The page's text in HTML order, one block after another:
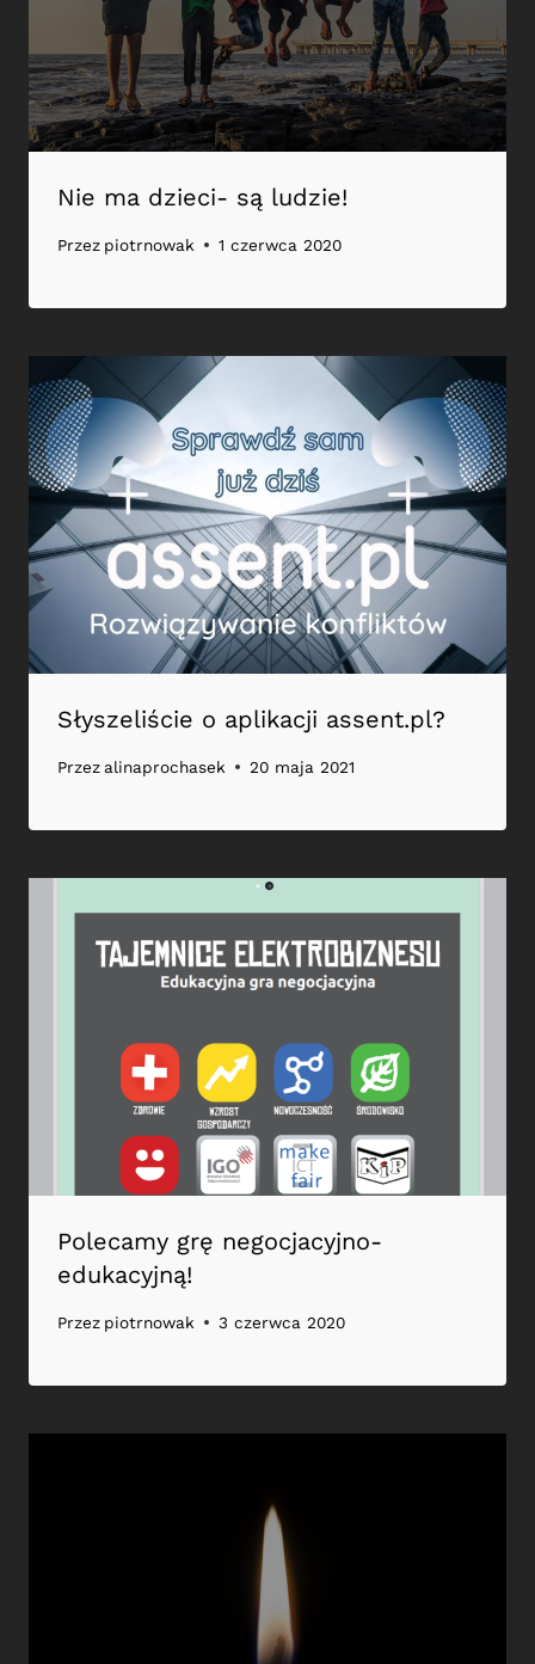
Nie ma dzieci- są ludzie!
Przez piotrnowak 1 czerwca 2020
Słyszeliście o aplikacji assent.pl?
Przezalinaprochasek 20 maja 2021
Polecamy grę negocjacyjno-
edukacyjną!
Przez piotrnowak 3 czerwca 2020